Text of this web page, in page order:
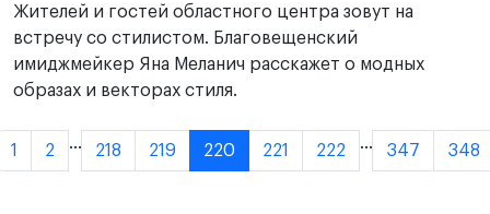
Жителей и гостей областного центра зовут на
встречу со стилистом. Благовещенский
имиджмейкер Яна Меланич расскажет о модных
образах и векторах стиля.
1 2 ... 218 219 220 221 222 ... 347 348